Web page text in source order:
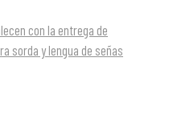
con la entrega de
sorda y lengua de señas